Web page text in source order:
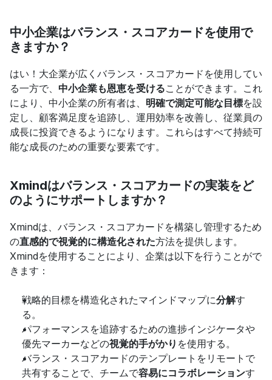
中小企業はバランス・スコアカードを使用で
きますか？
はい！大企業が広くバランス・スコアカードを使用してい
る一方で、 中小企業も恩恵を受けることができます。これ
により、中小企業の所有者は、 明確で測定可能な目標を設
定し、顧客満足度を追跡し、運用効率を改善し、従業員の
成長に投資できるようになります。これらはすべて持続可
能な成長のための重要な要素です。
Xmindはバランス・スコアカードの実装をど
のようにサポートしますか？
Xmindは、バランス・スコアカードを構築し管理するため
の直感的で視覚的に構造化された方法を提供します。
Xmindを使用することにより、企業は以下を行うことがで
きます：
戦略的目標を構造化されたマインドマップに分解す
る。
パフォーマンスを追跡するための進捗インジケータや
優先マーカーなどの視覚的手がかり を使用する。
バランス・スコアカードのテンプレートをリモートで
共有することで、チームで容易にコラボレーションす